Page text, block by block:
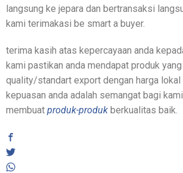
langsung ke jepara dan bertransaksi
kami terimakasi be smart a buyer.
terima kasih atas kepercayaan anda
kami pastikan anda mendapat produk
quality/standart export dengan harga lokal
kepuasan anda adalah semangat bagi
membuat produk-produk berkualitas baik.